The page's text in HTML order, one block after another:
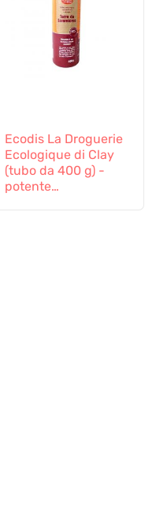
Ecodis La Droguerie
Ecologique di Clay
(tubo da 400 g) -
potente